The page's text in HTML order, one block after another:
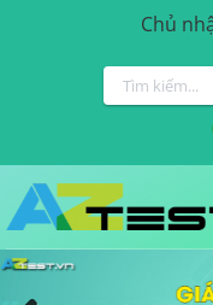
Chủ